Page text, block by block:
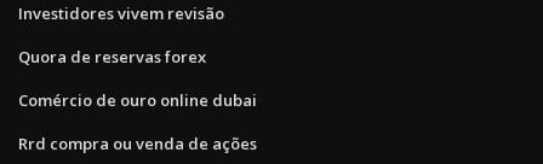
Investidores vivem revisão
Quora de reservas forex
Comércio de ouro online dubai
Rrd compra ou venda de ações